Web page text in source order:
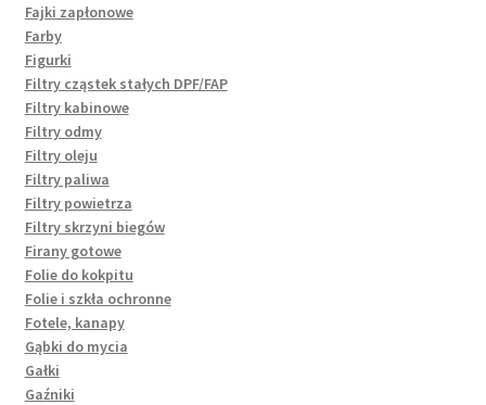
Fajki zapłonowe
Farby
Figurki
Filtry cząstek stałych DPF/FAP
Filtry kabinowe
Filtry odmy
Filtry oleju
Filtry paliwa
Filtry powietrza
Filtry skrzyni biegów
Firany gotowe
Folie do kokpitu
Folie i szkła ochronne
Fotele, kanapy
Gąbki do mycia
Gałki
Gaźniki